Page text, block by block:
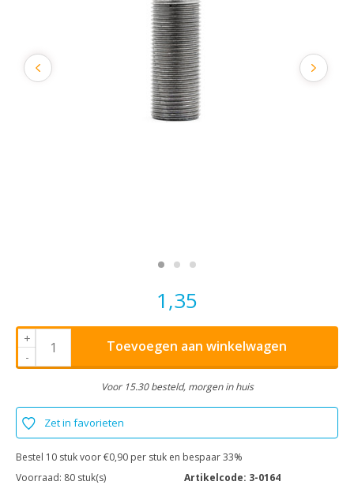
1,35
+
-
Toevoegen aan winkelwagen
Voor 15.30 besteld, morgen in huis
Zet in favorieten
Bestel 10 stuk voor €0,90 per stuk en bespaar 33%
Voorraad: 80 stuk(s) Artikelcode: 3-0164